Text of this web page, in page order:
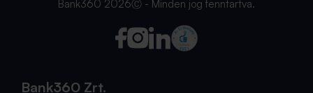
Bank360 2026Ⓒ - Minden jog fenntartva.
Bank360 Zrt.